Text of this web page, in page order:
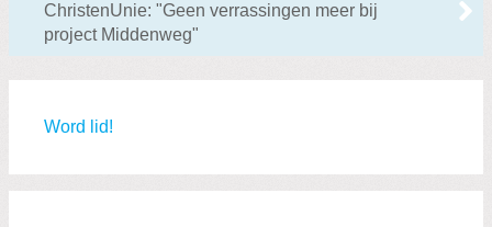
ChristenUnie: "Geen verrassingen meer bij
project Middenweg"
Word lid!